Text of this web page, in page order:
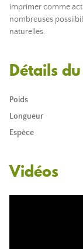
imprimer comme
nombreuses
naturelles.
Détails
Poids
Longueur
Espèce
Vidéos